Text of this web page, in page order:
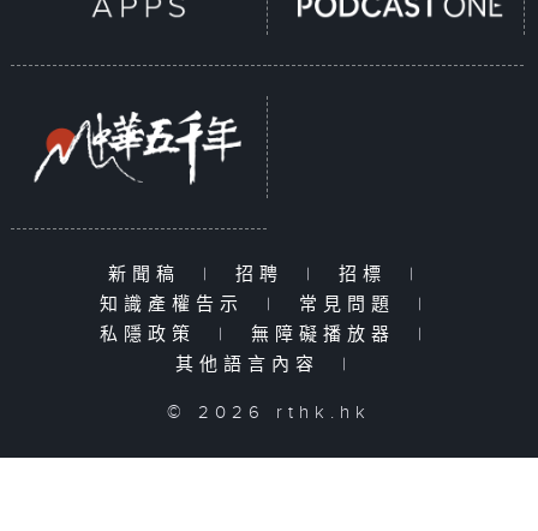
新聞稿 | 招聘 | 招標
|
知識產權告示
| 常見問題
|
私隱政策
| 無障礙播放器
|
其他語言內容
|
© 2026 rthk.hk